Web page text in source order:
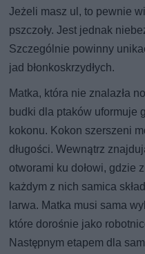
Jeżeli masz ul, to pewnie
pszczoły. Jest jednak
Szczególnie powinny
jad błonkoskrzydłych.
Matka, która nie znalazła
budki dla ptaków uformuje
kokonu. Kokon szerszeni
długości. Wewnątrz
otworami ku dołowi, gdzie
każdym z nich samica
larwa. Matka musi sama
które dorośnie jako
Następnym etapem dla